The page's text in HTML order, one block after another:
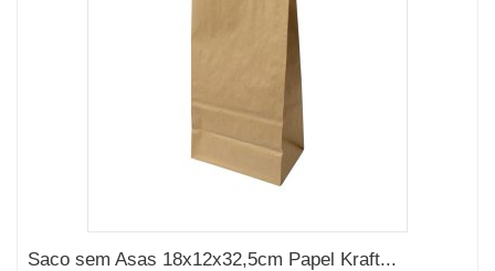
Saco sem Asas 18x12x32,5cm Papel Kraft...